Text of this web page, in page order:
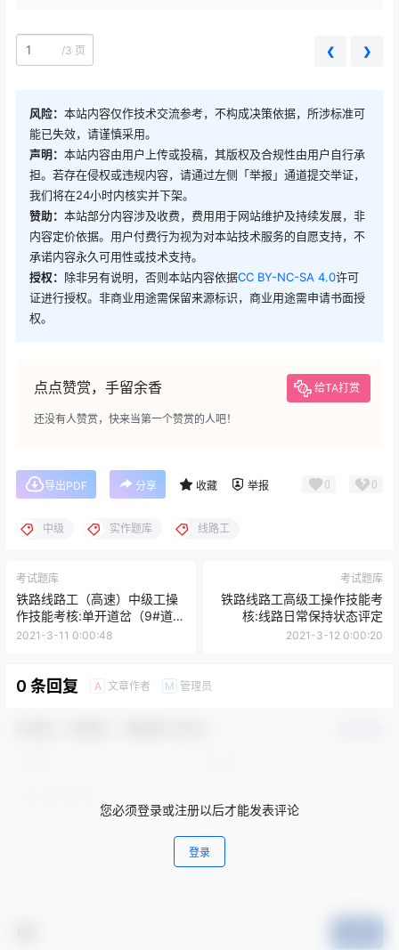
/3 页 ❮ ❯
风险： 本站内容仅作技术交流参考，不构成决策依据，所涉标准可
能已失效，请谨慎采用。
声明： 本站内容由用户上传或投稿，其版权及合规性由用户自行承
担。若存在侵权或违规内容，请通过左侧「举报」通道提交举证，
我们将在24小时内核实并下架。
赞助： 本站部分内容涉及收费，费用用于网站维护及持续发展，非
内容定价依据。用户付费行为视为对本站技术服务的自愿支持，不
承诺内容永久可用性或技术支持。
授权： 除非另有说明，否则本站内容依据CC BY-NC-SA 4.0许可
证进行授权。非商业用途需保留来源标识，商业用途需申请书面授
权。
点点赞赏，手留余香 给TA打赏
还没有人赞赏，快来当第一个赞赏的人吧！
导出PDF 分享 收藏 举报 0 0
中级 实作题库 线路工
考试题库
铁路线路工（高速）中级工操
作技能考核:单开道岔（9#道
岔）检查作业
2021-3-11 0:00:48
考试题库
铁路线路工高级工操作技能考
核:线路日常保持状态评定
2021-3-12 0:00:20
0 条回复 A 文章作者 M 管理员
您必须登录或注册以后才能发表评论
登录